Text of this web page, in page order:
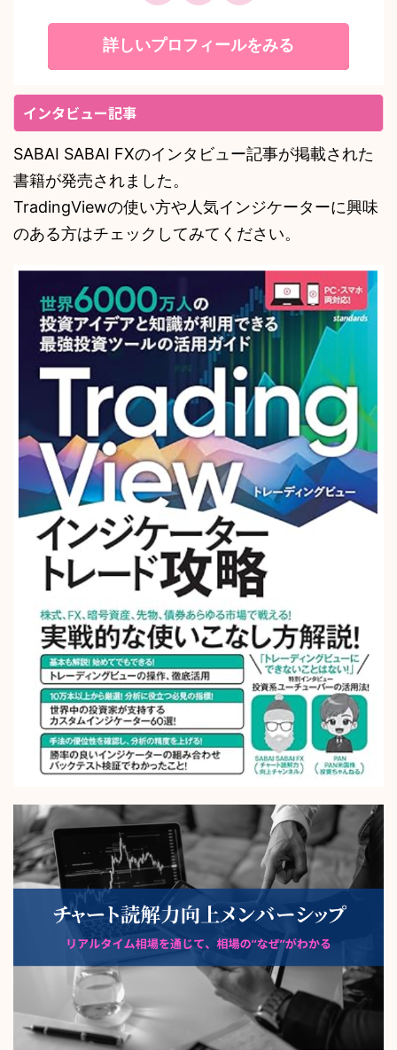
詳しいプロフィールをみる
インタビュー記事
SABAI SABAI FXのインタビュー記事が掲載された
書籍が発売されました。
TradingViewの使い方や人気インジケーターに興味
のある方はチェックしてみてください。